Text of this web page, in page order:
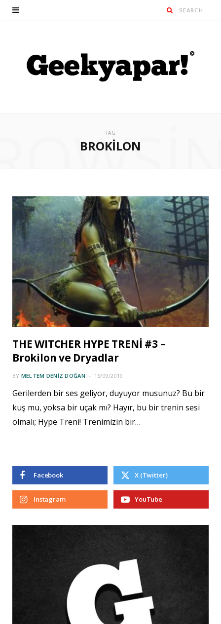
TAG
BROKILON
THE WITCHER HYPE TRENİ #3 –
Brokilon ve Dryadlar
BY MELTEM DENIZ DOĞAN 16/09/2019
Gerilerden bir ses geliyor, duyuyor musunuz? Bu bir
kuş mu, yoksa bir uçak mı? Hayır, bu bir trenin sesi
olmalı; Hype Treni! Trenimizin bir…
Facebook X (Twitter)
Instagram YouTube